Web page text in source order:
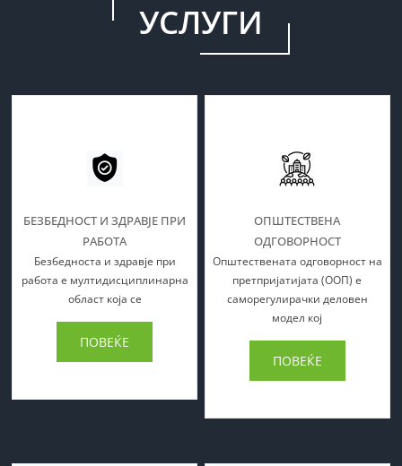
УСЛУГИ
БЕЗБЕДНОСТ И ЗДРАВЈЕ ПРИ
РАБОТА
Безбедноста и здравје при
работа е мултидисциплинарна
област која се
ПОВЕЌЕ
ОПШТЕСТВЕНА
ОДГОВОРНОСТ
Општествената одговорност на
претпријатијата (ООП) е
саморегулирачки деловен
модел кој
ПОВЕЌЕ